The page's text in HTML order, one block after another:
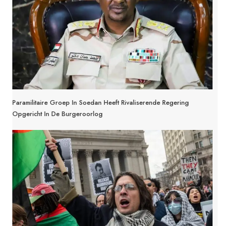
Paramilitaire Groep In Soedan Heeft Rivaliserende Regering
Opgericht In De Burgeroorlog